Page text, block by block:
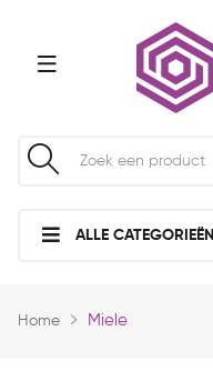
ALLE CATEGORIEËN
Home Miele